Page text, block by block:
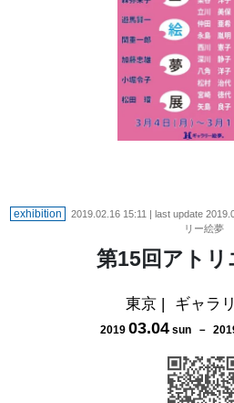
exhibition 2019.02.16 15:11 | last update
リー絵夢
第15回アトリ
東京| ギャラ
2019 03.04 sun －